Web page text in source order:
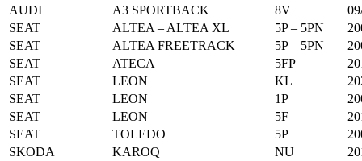
AUDI
A3 SPORTBACK 8V
SEAT
ALTEA – ALTEA XL 5P – 5PN
SEAT
ALTEA FREETRACK 5P – 5PN
SEAT
ATECA 5FP
SEAT
LEON KL
SEAT
LEON 1P
SEAT
LEON 5F
SEAT
TOLEDO 5P
SKODA
KAROQ NU